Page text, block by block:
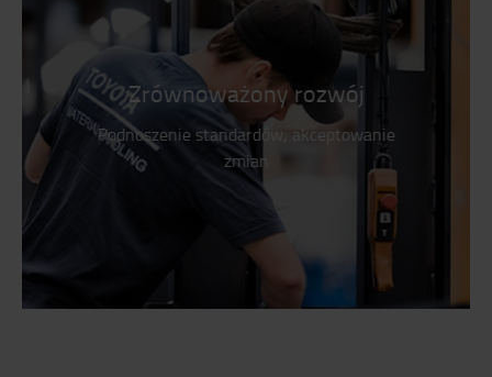
Zrównoważony rozwój
Podnoszenie standardów, akceptowanie
zmian